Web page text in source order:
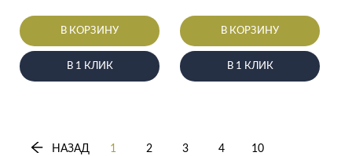
В КОРЗИНУ
В 1 КЛИК
В КОРЗИНУ
В 1 КЛИК
НАЗАД 1 2 3 4 10